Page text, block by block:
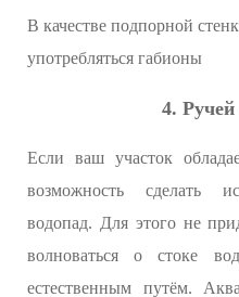
В качестве подпорной
употребляться габионы
4. Ручей
Если ваш участок
возможность сделать
водопад. Для этого не
волноваться о стоке
естественным путём.